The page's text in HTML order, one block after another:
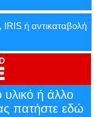
ή αντικαταβολή
υλικό ή άλλο
πατήστε εδώ